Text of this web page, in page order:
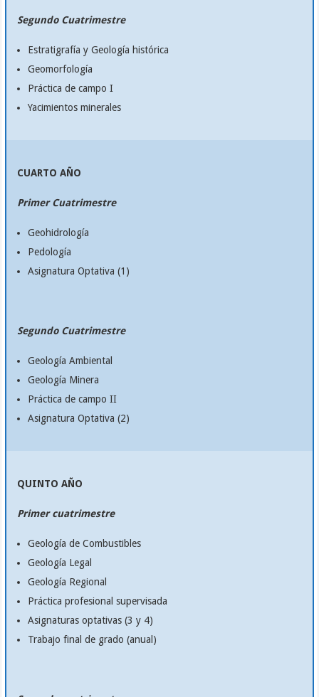
Segundo Cuatrimestre
Estratigrafía y Geología histórica
Geomorfología
Práctica de campo I
Yacimientos minerales
CUARTO AÑO
Primer Cuatrimestre
Geohidrología
Pedología
Asignatura Optativa (1)
Segundo Cuatrimestre
Geología Ambiental
Geología Minera
Práctica de campo II
Asignatura Optativa (2)
QUINTO AÑO
Primer cuatrimestre
Geología de Combustibles
Geología Legal
Geología Regional
Práctica profesional supervisada
Asignaturas optativas (3 y 4)
Trabajo final de grado (anual)